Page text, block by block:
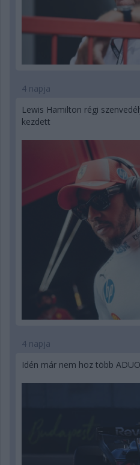
4 napja
Lewis Hamilton régi
kezdett
4 napja
Idén már nem hoz több